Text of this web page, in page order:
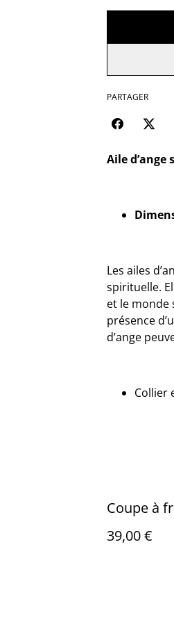
PARTAGER
Aile
Les ailes
spirituelle.
et le monde
présence
d’ange
Collier
Coupe à
39,00 €